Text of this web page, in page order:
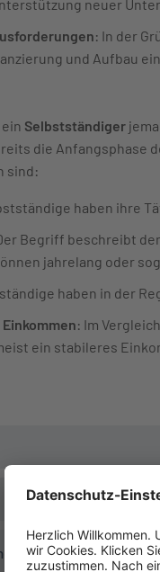
neuer
: In der
und Aufbau
Selbstständiger
die Anfangsphase
sind:
haben ihre
Begriff beschreibt
jahrelang oder
haben in der
: Im
ein stabileres
der